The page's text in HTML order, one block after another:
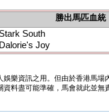
勝出馬匹血統
South
Joy
樂資訊之用。但由於香港馬
料盡可能準確，馬會就此並